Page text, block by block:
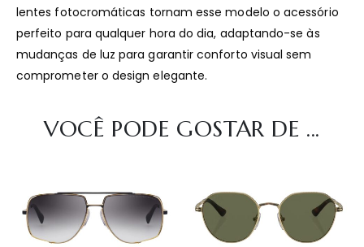
lentes fotocromáticas tornam esse modelo o acessório
perfeito para qualquer hora do dia, adaptando-se às
mudanças de luz para garantir conforto visual sem
comprometer o design elegante.
VOCÊ PODE GOSTAR DE ...